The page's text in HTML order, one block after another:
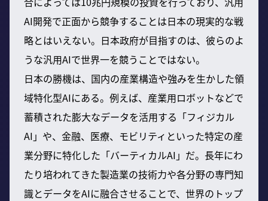
AI開発で正面から競争することは日本の現実的な戦
略とはいえない。日本政府が目指すのは、彼らのよ
うな汎用AIで世界一を競うことではない。
日本の勝機は、国内の産業構造や強みを生かした領
域特化型AIにある。例えば、産業用ロボットなどで
蓄積された膨大なデータを活用する「フィジカル
AI」や、金融、医療、モビリティといった特定の産
業分野に特化した「バーティカルAI」だ。長年にわ
たり培われてきた製造業の技術力や各分野の専門知
識とデータをAIに融合させることで、世界のトップ